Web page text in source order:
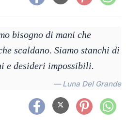
bisogno di mani che
scaldano. Siamo stanchi di
e desideri impossibili.
— Luna Del Grande